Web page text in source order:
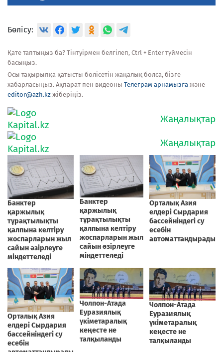
Бөлісу:
Қате таптыңыз ба? Тінтуірмен белгілеп, Ctrl + Enter түймесін
басыңыз.
Осы тақырыпқа қатысты бөлісетін жаңалық болса, бізге
хабарласыңыз. Ақпарат пен видеоны Телеграм арнамызға және
editor@azh.kz жіберіңіз.